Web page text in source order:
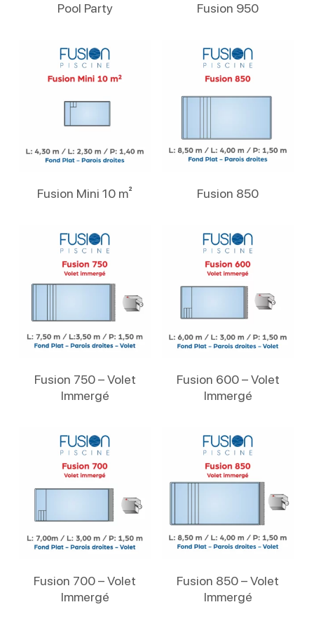
Pool Party Fusion 950
Fusion Mini 10 m² Fusion 850
Fusion 750 – Volet
Immergé
Fusion 600 – Volet
Immergé
Fusion 700 – Volet
Immergé
Fusion 850 – Volet
Immergé